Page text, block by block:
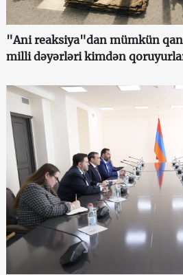
"Ani reaksiya"dan mümkün
milli dəyərləri kimdən